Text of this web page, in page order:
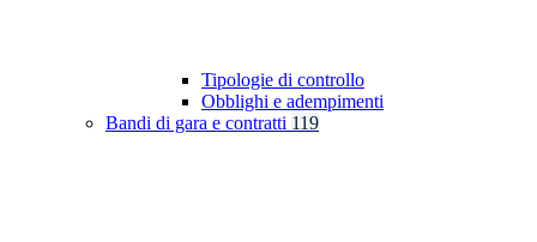
Tipologie di controllo
Obblighi e adempimenti
Bandi di gara e contratti 119